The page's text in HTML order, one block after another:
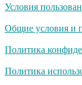
Условия
Общие условия и
Политика
Политика